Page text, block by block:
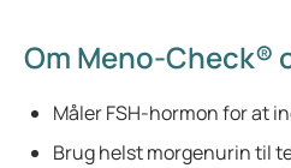
Om Meno-Check®
Måler FSH-hormon for at
Brug helst morgenurin til